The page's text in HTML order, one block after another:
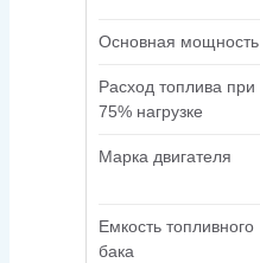
Основная мощность
Расход топлива при
75% нагрузке
Марка двигателя
Емкость топливного
бака